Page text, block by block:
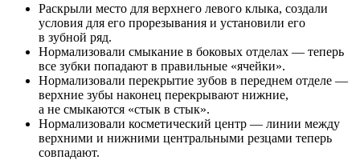
Раскрыли место для верхнего левого клыка, создали
условия для его прорезывания и установили его
в зубной ряд.
Нормализовали смыкание в боковых отделах — теперь
все зубки попадают в правильные «ячейки».
Нормализовали перекрытие зубов в переднем отделе —
верхние зубы наконец перекрывают нижние,
а не смыкаются «стык в стык».
Нормализовали косметический центр — линии между
верхними и нижними центральными резцами теперь
совпадают.